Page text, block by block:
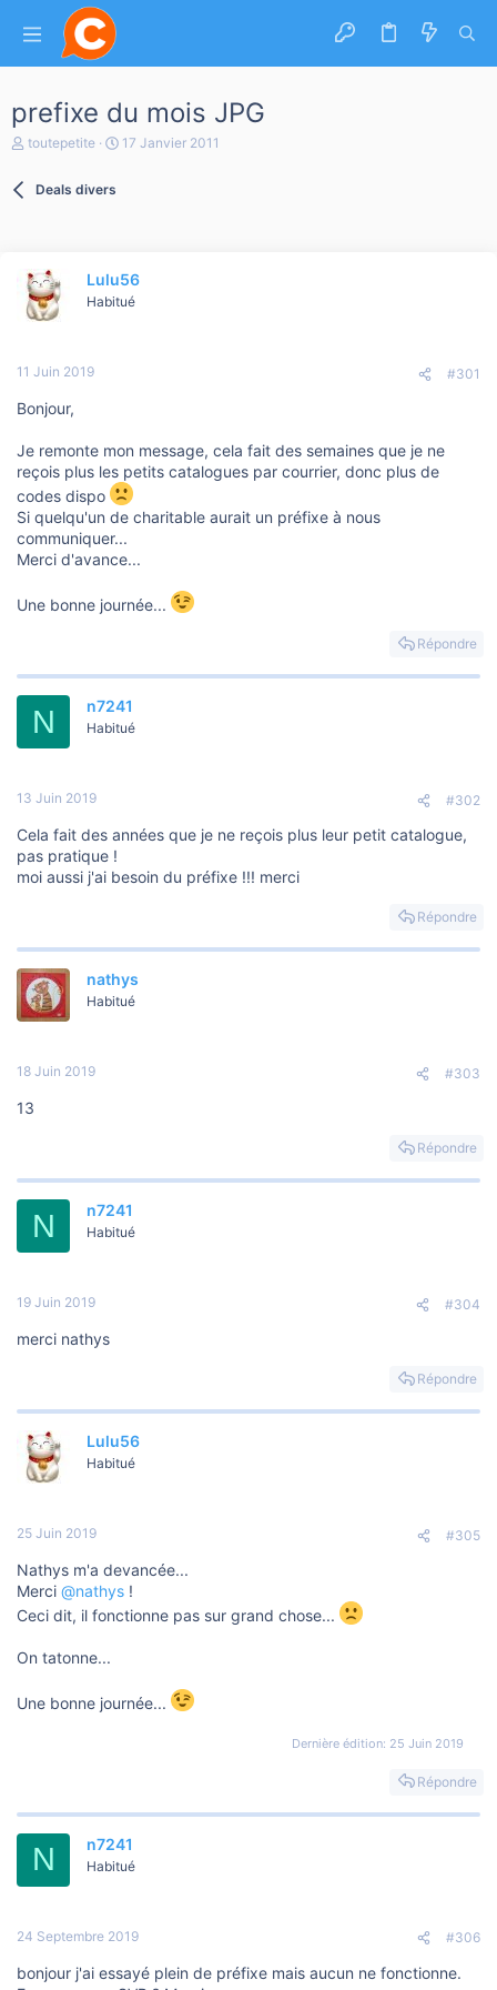
prefixe du mois JPG
A
l
a
d
c
s
i
o
n
toutepetite
D
b
u
17 Janvier 2011
Deals divers
Lulu56
Habitué
11 Juin 2019 #301
Bonjour,
Je remonte mon message, cela fait des semaines que je ne
reçois plus les petits catalogues par courrier, donc plus de
codes dispo
Si quelqu'un de charitable aurait un préfixe à nous
communiquer...
Merci d'avance...
Une bonne journée...
Répondre
N n7241
Habitué
13 Juin 2019 #302
Cela fait des années que je ne reçois plus leur petit catalogue,
pas pratique !
moi aussi j'ai besoin du préfixe !!! merci
Répondre
nathys
Habitué
18 Juin 2019 #303
13
Répondre
N n7241
Habitué
19 Juin 2019 #304
merci nathys
Répondre
Lulu56
Habitué
25 Juin 2019 #305
Nathys m'a devancée...
Merci @nathys !
Ceci dit, il fonctionne pas sur grand chose...
On tatonne...
Une bonne journée...
Dernière édition: 25 Juin 2019
Répondre
N n7241
Habitué
24 Septembre 2019 #306
bonjour j'ai essayé plein de préfixe mais aucun ne fonctionne.